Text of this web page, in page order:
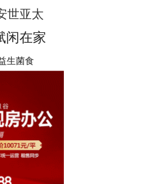
世亚太
闲在家
生菌食